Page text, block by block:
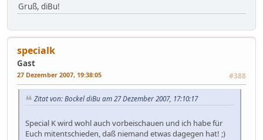
Gruß, diBu!
specialk
Gast
27 Dezember 2007, 19:38:05 #388
Zitat von: Bockel diBu am 27 Dezember 2007, 17:10:17
Special K wird wohl auch vorbeischauen und ich habe für
Euch mitentschieden, daß niemand etwas dagegen hat! ;)